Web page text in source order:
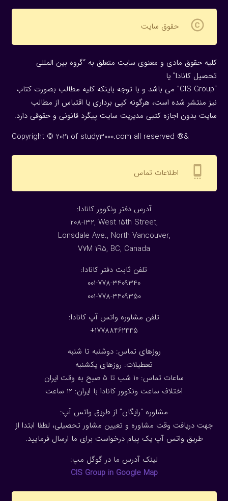
copyright حقوق سایت
کلیه حقوق مادی و معنوی سایت متعلق به “گروه بین المللی
تحصیل کانادا” یا
“CIS Group” می باشد و با توجه باینکه کلیه مطالب بصورت کتاب
نیز منتشر شده است، هرگونه كپی برداری یا اقتباس از مطالب
سایت بدون اجازه كتبی مدیریت سایت پیگرد قانونی و حقوقی دارد.
Copyright © 2021 of study3000.com all reserved ®&
settings_cell اطلاعات تماس
:آدرس دفتر ونکوور کانادا
208-132, West 15th Street,
Lonsdale Ave., North Vancouver,
V7M 1R5, BC, Canada
:تلفن ثابت دفتر کانادا
001-778-3409340
001-778-3409350
تلفن مشاوره واتس آپ کانادا:
17788462445+
روزهای تماس: دوشنبه تا شنبه
تعطیلات: روزهای یکشنبه
ساعات تماس: 10 شب تا 5 صبح به وقت ایران
اختلاف ساعت ونکوور کانادا با ایران: 1 2 ساعت
مشاوره “رایگان” از طریق واتس آپ:
جهت دریافت وقت مشاوره و تعیین مشاور تحصیلی، لطفا ابتدا از
طریق واتس آپ یک پیام درخواست برای ما ارسال فرمایید.
لینک آدرس ما در گوگل مپ:
CIS Group in Google Map